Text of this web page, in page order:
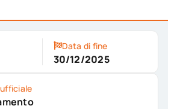
Data di fine
30/12/2025